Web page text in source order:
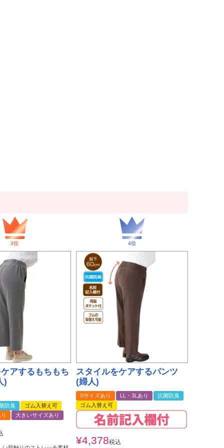
アするもちもち
)
防臭
ゴム入替え可
大きいサイズあり
スタイルをケアするパンツ
(婦人)
Sサイズあり LL・3Lあり
抗菌防臭
ゴム入替え可
¥4,378税込